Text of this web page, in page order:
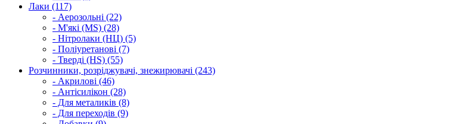
Лаки (117)
- Аерозольні (22)
- М'які (MS) (28)
- Нітролаки (НЦ) (5)
- Поліуретанові (7)
- Тверді (HS) (55)
Розчинники, розріджувачі, знежирювачі (243)
- Акрилові (46)
- Антісилікон (28)
- Для металиків (8)
- Для переходів (9)